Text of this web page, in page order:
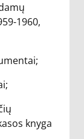
1960,
knyga